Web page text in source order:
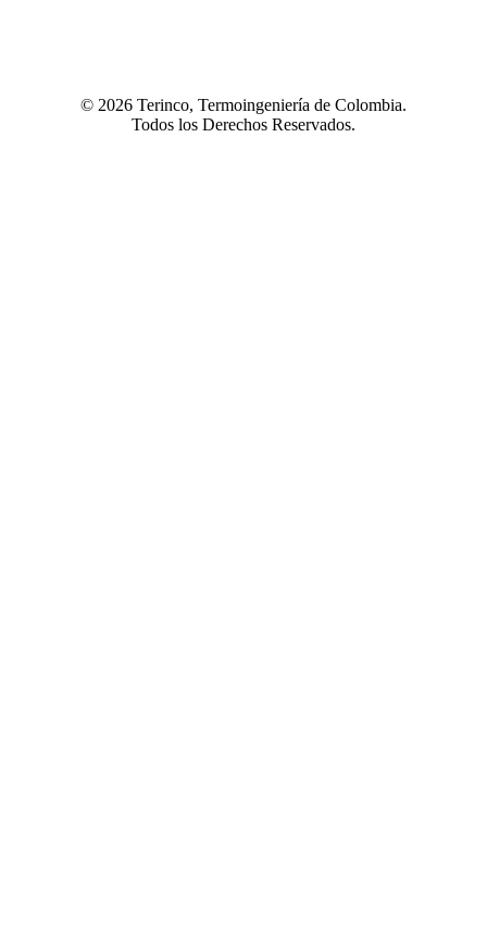
© 2026 Terinco, Termoingeniería de Colombia.
Todos los Derechos Reservados.